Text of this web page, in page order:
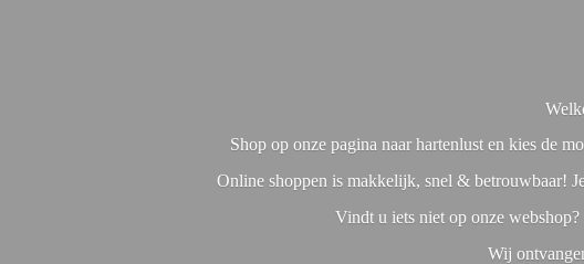
Shop op onze pagina naar hartenlust en kies de
Online shoppen is makkelijk, snel & betrouwbaar!
Vindt u iets niet op onze
Wij